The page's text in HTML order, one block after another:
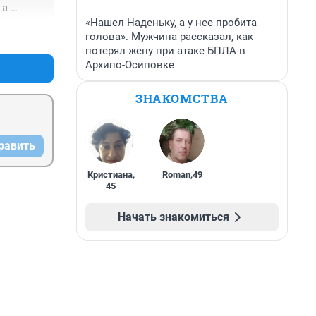
и
будем
и
«Нашел Наденьку, а у нее пробита
голова». Мужчина рассказал, как
потерял жену при атаке БПЛА в
Архипо-Осиповке
ЗНАКОМСТВА
Кристиана,
45
Roman,49
Начать знакомиться